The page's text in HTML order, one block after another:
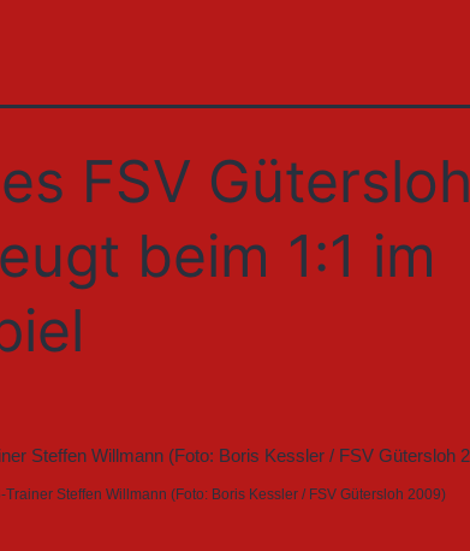
FSV Gütersloh
beim 1:1 im
Trainer Steffen Willmann (Foto: Boris Kessler / FSV Gütersloh 2009)